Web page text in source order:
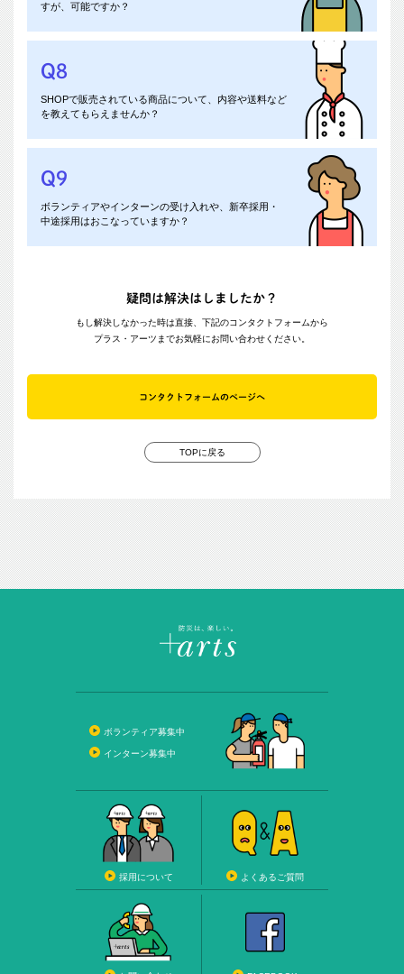
すが、可能ですか？
か、コンタクトフォーム
Q8
SHOPで販売されている商品について、内容や送料など
を教えてもらえませんか？
A8
こちらの記載内容を確認いただいたのち、
SHOPお問合せフ
ォーム よりご連絡ください。
Q9
ボランティアやインターンの受け入れや、新卒採用・
中途採用はおこなっていますか？
A9
ボランティア募集、インターン募集、採用情報のページをご
確認ください。
疑問は解決はしましたか？
もし解決しなかった時は直接、下記のコンタクトフォームから
プラス・アーツまでお気軽にお問い合わせください。
コンタクトフォームのページへ
TOPに戻る
ボランティア募集中
インターン募集中
採用について よくあるご質問